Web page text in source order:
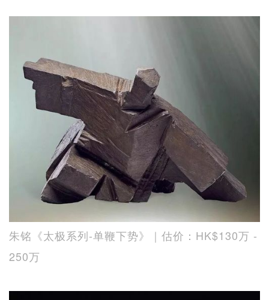
朱铭《太极系列-单鞭下势》｜估价：HK$130万 -
250万